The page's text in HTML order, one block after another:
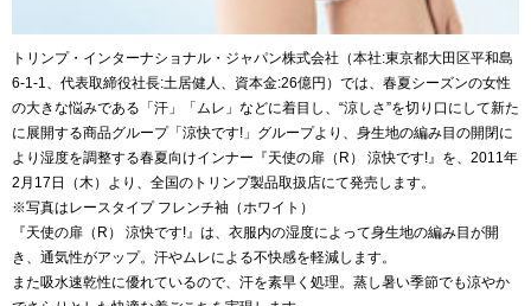
トリンプ・インターナショナル・ジャパン株式会社（本社:東京都大田区平和島
6-1-1、代表取締役社長:土居健人、資本金:26億円）では、春夏シーズンの女性
の大きな悩みである「汗」「ムレ」などに着目し、“涼しさ”を切り口にして新た
に展開する商品グループ「涼快です!」グループより、身生地の編み目の開閉に
より湿度を調整する春夏向けインナー『天使の扉（R） 涼快です!』を、2011年
2月17日（木）より、全国のトリンプ製品取扱店にて発売します。
※写真はレースタイプ フレンチ袖（ホワイト）
『天使の扉（R） 涼快です!』は、衣服内の湿度によって身生地の編み目が開
き、通気性がアップ。汗やムレによる不快感を軽減します。
また吸水速乾性に優れているので、汗を素早く処理。蒸し暑い季節でも涼やか